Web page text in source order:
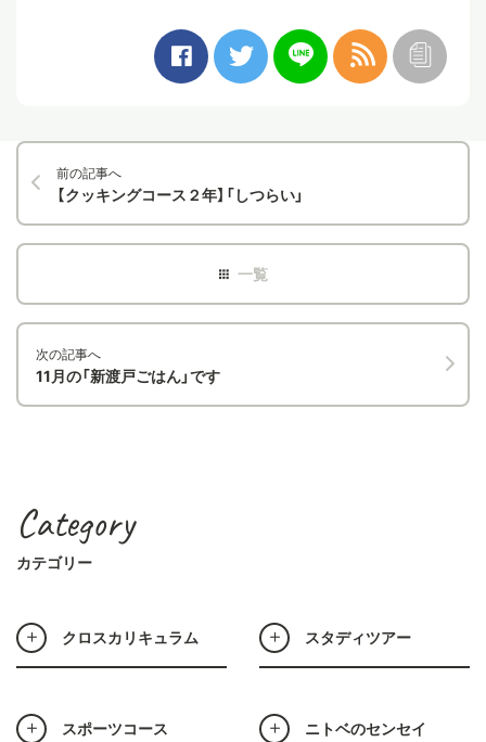
前の記事へ
【クッキングコース２年】「しつらい」
次の記事へ
11月の「新渡戸ごはん」です
Category
カテゴリー
クロスカリキュラム スタディツアー
スポーツコース ニトベのセンセイ